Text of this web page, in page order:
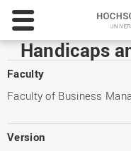
Handicaps
Faculty
Faculty of Business
Version